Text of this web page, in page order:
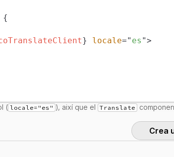
{
} locale=" es ">
( locale="es" ), així que el Translate
Crea